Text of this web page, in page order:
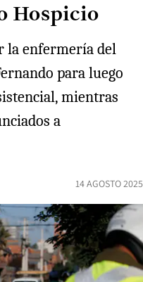
Hospicio
la enfermería del
para luego
mientras
a
14 AGOSTO 2025